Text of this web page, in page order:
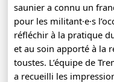
saunier a connu un
pour les militant·e·s
réfléchir à la pratique
et au soin apporté à la
toustes. L’équipe de
a recueilli les